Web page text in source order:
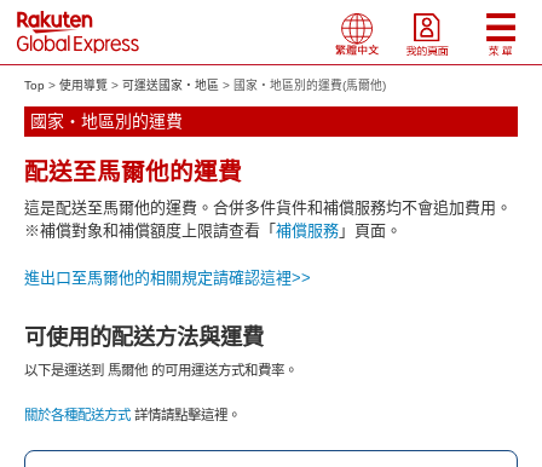
Top 使用導覽 可運送國家・地區 國家・地區別的運費(馬爾他)
國家・地區別的運費
配送至馬爾他的運費
這是配送至馬爾他的運費。合併多件貨件和補償服務均不會追加費用。
※補償對象和補償額度上限請查看「 補償服務 」頁面。
進出口至馬爾他的相關規定請確認這裡>>
可使用的配送方法與運費
以下是運送到 馬爾他 的可用運送方式和費率。
關於各種配送方式 詳情請點擊這裡。